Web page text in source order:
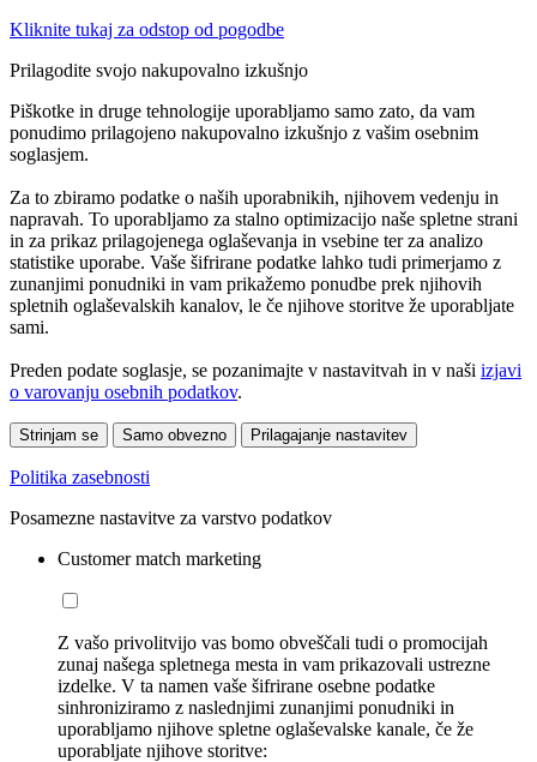
Kliknite tukaj za odstop od pogodbe
Prilagodite svojo nakupovalno izkušnjo
Piškotke in druge tehnologije uporabljamo samo zato, da vam
ponudimo prilagojeno nakupovalno izkušnjo z vašim osebnim
soglasjem.
Za to zbiramo podatke o naših uporabnikih, njihovem vedenju in
napravah. To uporabljamo za stalno optimizacijo naše spletne strani
in za prikaz prilagojenega oglaševanja in vsebine ter za analizo
statistike uporabe. Vaše šifrirane podatke lahko tudi primerjamo z
zunanjimi ponudniki in vam prikažemo ponudbe prek njihovih
spletnih oglaševalskih kanalov, le če njihove storitve že uporabljate
sami.
Preden podate soglasje, se pozanimajte v nastavitvah in v naši izjavi
o varovanju osebnih podatkov.
Strinjam se Samo obvezno Prilagajanje nastavitev
Politika zasebnosti
Posamezne nastavitve za varstvo podatkov
Customer match marketing
Z vašo privolitvijo vas bomo obveščali tudi o promocijah
zunaj našega spletnega mesta in vam prikazovali ustrezne
izdelke. V ta namen vaše šifrirane osebne podatke
sinhroniziramo z naslednjimi zunanjimi ponudniki in
uporabljamo njihove spletne oglaševalske kanale, če že
uporabljate njihove storitve: